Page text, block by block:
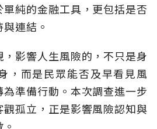
純的金融工具，更包括是否
連結。
影響人生風險的，不只是身
，而是民眾能否及早看見風
準備行動。本次調查進一步
孤立，正是影響風險認知與